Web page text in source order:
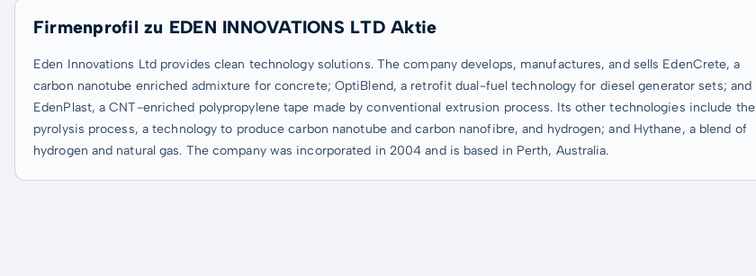
Firmenprofil zu EDEN INNOVATIONS LTD Aktie
Eden Innovations Ltd provides clean technology solutions. The company develops, manufactures, and sells EdenCrete, a
carbon nanotube enriched admixture for concrete; OptiBlend, a retrofit dual-fuel technology for diesel generator sets; and
EdenPlast, a CNT-enriched polypropylene tape made by conventional extrusion process. Its other technologies include the
pyrolysis process, a technology to produce carbon nanotube and carbon nanofibre, and hydrogen; and Hythane, a blend of
hydrogen and natural gas. The company was incorporated in 2004 and is based in Perth, Australia.